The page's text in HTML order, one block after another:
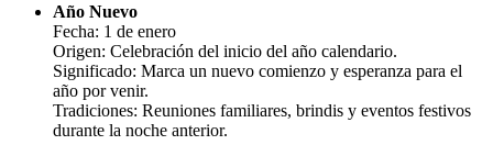
Año Nuevo
Fecha: 1 de enero
Origen: Celebración del inicio del año calendario.
Significado: Marca un nuevo comienzo y esperanza para el
año por venir.
Tradiciones: Reuniones familiares, brindis y eventos festivos
durante la noche anterior.